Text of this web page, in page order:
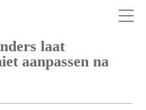
laat
aanpassen na